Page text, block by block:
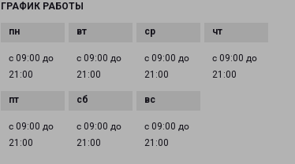
ГРАФИК РАБОТЫ
с 09:00 до
21:00
с 09:00 до
21:00
с 09:00 до
21:00
с 09:00 до
21:00
с 09:00 до
21:00
с 09:00 до
21:00
с 09:00 до
21:00